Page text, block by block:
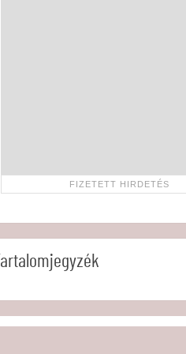
Tartalomjegyzék